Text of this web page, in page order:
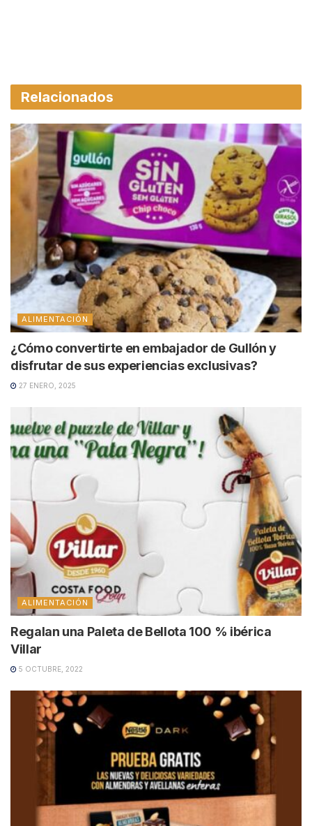
Relacionados
ALIMENTACIÓN
¿Cómo convertirte en embajador de Gullón y
disfrutar de sus experiencias exclusivas?
27 ENERO, 2025
ALIMENTACIÓN
Regalan una Paleta de Bellota 100 % ibérica
Villar
5 OCTUBRE, 2022